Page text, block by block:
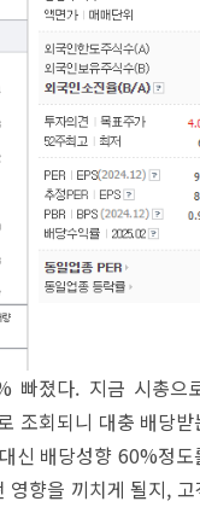
빠졌다. 지금 시총으
조회되니 대충 배당
신 배당성향 60%정도
향을 끼치게 될지,